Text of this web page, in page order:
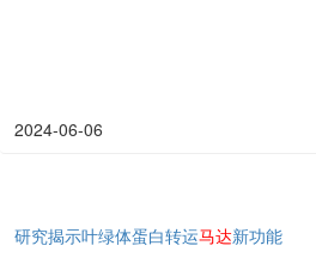
2024-06-06
研究揭示叶绿体蛋白转运马达新功能